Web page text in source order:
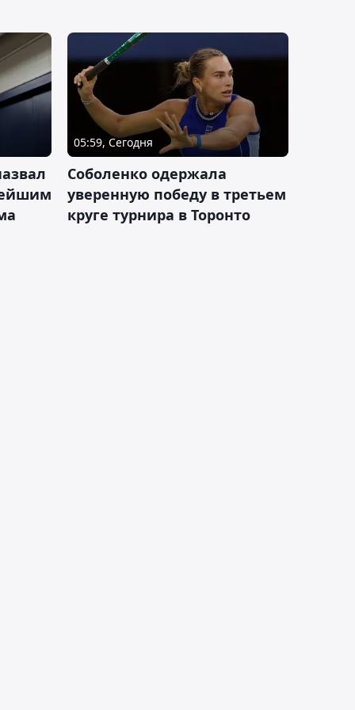
05:59, Сегодня
Соболенко одержала
уверенную победу в третьем
круге турнира в Торонто